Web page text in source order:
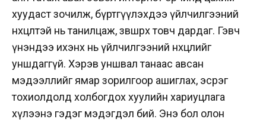
хуудаст зочилж, бүртгүүлэхдээ үйлчилгээний
нөхцөлтэй нь танилцаж, зөвшөөрөх товч дардаг. Гэвч
үнэндээ ихэнх нь үйлчилгээний нөхцлийг
уншдаггүй. Хэрэв уншвал танаас авсан
мэдээллийг ямар зорилгоор ашиглах, эсрэг
тохиолдолд холбогдох хуулийн хариуцлага
хүлээнэ гэдэг мэдэгдэл бий. Энэ бол олон